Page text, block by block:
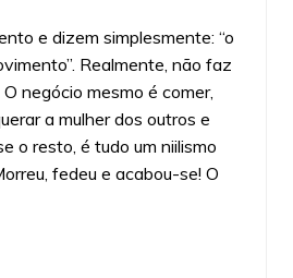
e dizem simplesmente: “o
Realmente, não faz
negócio mesmo é comer,
a mulher dos outros e
o resto, é tudo um niilismo
fedeu e acabou-se! O